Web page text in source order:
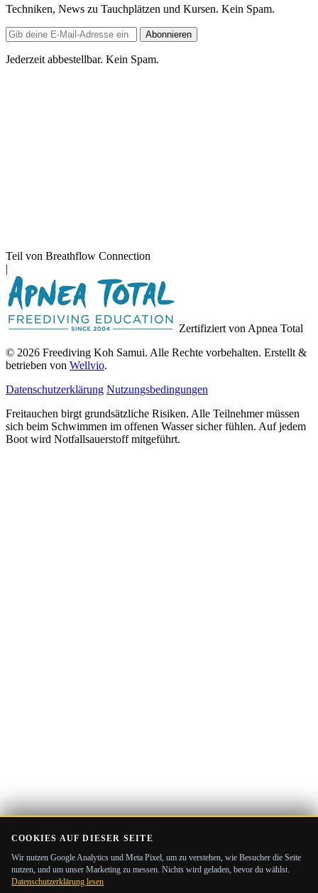
Techniken, News zu Tauchplätzen und Kursen. Kein Spam.
E-
Mail-
Adresse
Abonnieren
Jederzeit abbestellbar. Kein Spam.
Teil von Breathflow Connection
|
Zertifiziert von Apnea Total
© 2026 Freediving Koh Samui. Alle Rechte vorbehalten. Erstellt &
betrieben von Wellvio.
Datenschutzerklärung Nutzungsbedingungen
Freitauchen birgt grundsätzliche Risiken. Alle Teilnehmer müssen
sich beim Schwimmen im offenen Wasser sicher fühlen. Auf jedem
Boot wird Notfallsauerstoff mitgeführt.
COOKIES AUF DIESER SEITE
Wir nutzen Google Analytics und Meta Pixel, um zu verstehen, wie Besucher die Seite
nutzen, und um unser Marketing zu messen. Nichts wird geladen, bevor du wählst.
Datenschutzerklärung lesen